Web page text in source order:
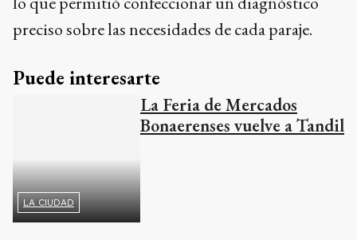
Puede interesarte
La Feria de Mercados
Expectativas para la licitación
De cara a la jornada del 22 de abril, Balbín